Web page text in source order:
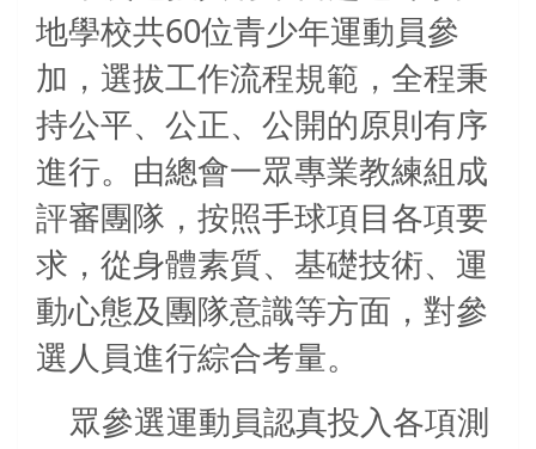
地學校共60位青少年運動員參
加，選拔工作流程規範，全程秉
持公平、公正、公開的原則有序
進行。由總會一眾專業教練組成
評審團隊，按照手球項目各項要
求，從身體素質、基礎技術、運
動心態及團隊意識等方面，對參
選人員進行綜合考量。
眾參選運動員認真投入各項測